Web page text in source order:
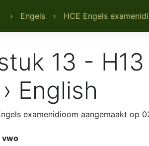
› Engels › HCE Engels
13 -
English
examenidioom aangemaakt op
vwo